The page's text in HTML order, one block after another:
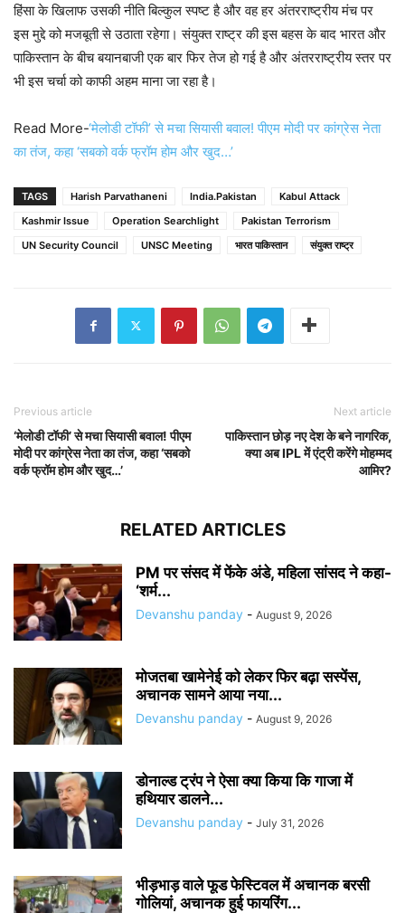
हिंसा के खिलाफ उसकी नीति बिल्कुल स्पष्ट है और वह हर अंतरराष्ट्रीय मंच पर
इस मुद्दे को मजबूती से उठाता रहेगा। संयुक्त राष्ट्र की इस बहस के बाद भारत और
पाकिस्तान के बीच बयानबाजी एक बार फिर तेज हो गई है और अंतरराष्ट्रीय स्तर पर
भी इस चर्चा को काफी अहम माना जा रहा है।
Read More-‘मेलोडी टॉफी’ से मचा सियासी बवाल! पीएम मोदी पर कांग्रेस नेता
का तंज, कहा ‘सबको वर्क फ्रॉम होम और खुद…’
TAGS Harish Parvathaneni India.Pakistan
Kabul Attack
Kashmir Issue
Operation Searchlight
Pakistan Terrorism
UN Security Council
UNSC Meeting भारत पाकिस्तान संयुक्त राष्ट्र
Previous article
‘मेलोडी टॉफी’ से मचा सियासी बवाल! पीएम
मोदी पर कांग्रेस नेता का तंज, कहा ‘सबको
वर्क फ्रॉम होम और खुद…’
Next article
पाकिस्तान छोड़ नए देश के बने नागरिक,
क्या अब IPL में एंट्री करेंगे मोहम्मद
आमिर?
RELATED ARTICLES
PM पर संसद में फेंके अंडे, महिला सांसद ने कहा-
‘शर्म...
Devanshu panday - August 9, 2026
मोजतबा खामेनेई को लेकर फिर बढ़ा सस्पेंस,
अचानक सामने आया नया...
Devanshu panday - August 9, 2026
डोनाल्ड ट्रंप ने ऐसा क्या किया कि गाजा में
हथियार डालने...
Devanshu panday - July 31, 2026
भीड़भाड़ वाले फूड फेस्टिवल में अचानक बरसी
गोलियां, अचानक हुई फायरिंग...